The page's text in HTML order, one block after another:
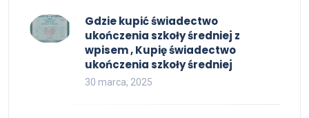
Gdzie kupić świadectwo
ukończenia szkoły średniej z
wpisem , Kupię świadectwo
ukończenia szkoły średniej
30 marca, 2025